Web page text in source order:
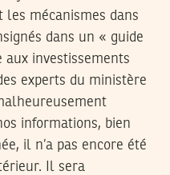
les mécanismes dans
dans un « guide
aux investissements
experts du ministère
informations, bien
il n’a pas encore été
Il sera